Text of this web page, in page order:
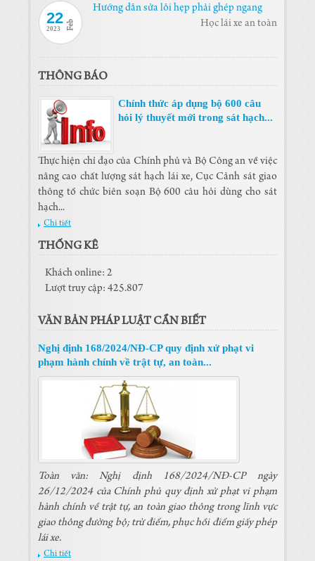
22
2023 Feb
Hướng dẫn sửa lỗi hẹp phải ghép ngang
Học lái xe an toàn
THÔNG BÁO
Chính thức áp dụng bộ 600 câu
hỏi lý thuyết mới trong sát hạch...
Thực hiện chỉ đạo của Chính phủ và Bộ Công an về việc
nâng cao chất lượng sát hạch lái xe, Cục Cảnh sát giao
thông tổ chức biên soạn Bộ 600 câu hỏi dùng cho sát
hạch...
Chi tiết
THỐNG KÊ
Khách online: 2
Lượt truy cập: 425.807
VĂN BẢN PHÁP LUẬT CẦN BIẾT
Nghị định 168/2024/NĐ-CP quy định xử phạt vi
phạm hành chính về trật tự, an toàn...
Toàn văn: Nghị định 168/2024/NĐ-CP ngày
26/12/2024 của Chính phủ quy định xử phạt vi phạm
hành chính về trật tự, an toàn giao thông trong lĩnh vực
giao thông đường bộ; trừ điểm, phục hồi điểm giấy phép
lái xe.
Chi tiết